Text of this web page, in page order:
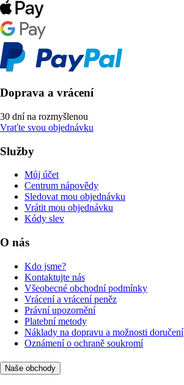
Doprava a vrácení
30 dní na rozmyšlenou
Vraťte svou objednávku
Služby
Můj účet
Centrum nápovědy
Sledovat mou objednávku
Vrátit mou objednávku
Kódy slev
O nás
Kdo jsme?
Kontaktujte nás
Všeobecné obchodní podmínky
Vrácení a vrácení peněz
Právní upozornění
Platební metody
Náklady na dopravu a možnosti doručení
Oznámení o ochraně soukromí
Naše obchody